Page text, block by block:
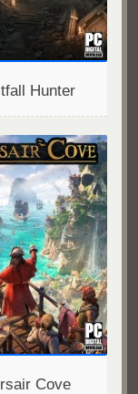
Hunter
Cove